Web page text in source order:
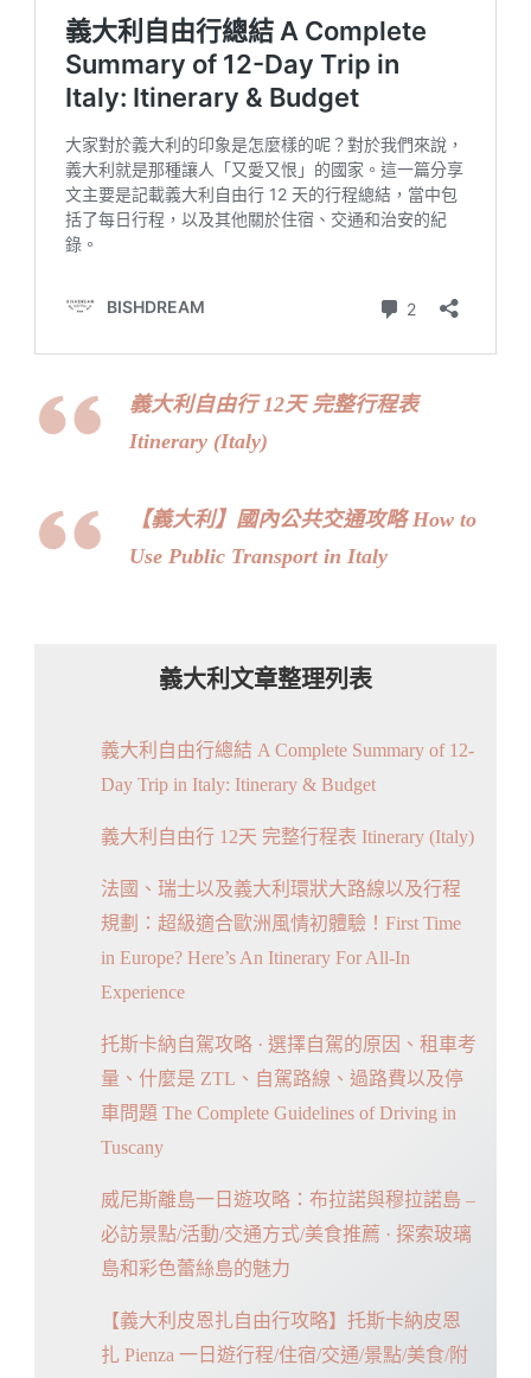
義大利自由行 12天 完整行程表
Itinerary (Italy)
【義大利】國內公共交通攻略 How to
Use Public Transport in Italy
義大利文章整理列表
義大利自由行總結 A Complete Summary of 12-
Day Trip in Italy: Itinerary & Budget
義大利自由行 12天 完整行程表 Itinerary (Italy)
法國、瑞士以及義大利環狀大路線以及行程
規劃：超級適合歐洲風情初體驗！First Time
in Europe? Here’s An Itinerary For All-In
Experience
托斯卡納自駕攻略 · 選擇自駕的原因、租車考
量、什麼是 ZTL、自駕路線、過路費以及停
車問題 The Complete Guidelines of Driving in
Tuscany
威尼斯離島一日遊攻略：布拉諾與穆拉諾島 –
必訪景點/活動/交通方式/美食推薦 · 探索玻璃
島和彩色蕾絲島的魅力
【義大利皮恩扎自由行攻略】托斯卡納皮恩
扎 Pienza 一日遊行程/住宿/交通/景點/美食/附